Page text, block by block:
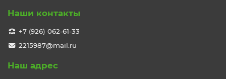
Наши контакты
+7 (926) 062-61-33
2215987@mail.ru
Наш адрес